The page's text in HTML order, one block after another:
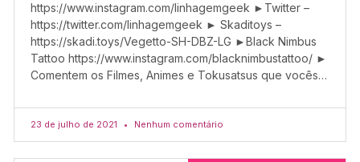
https://www.instagram.com/linhagemgeek ►Twitter –
https://twitter.com/linhagemgeek ► Skaditoys –
https://skadi.toys/Vegetto-SH-DBZ-LG ►Black Nimbus
Tattoo https://www.instagram.com/blacknimbustattoo/ ►
Comentem os Filmes, Animes e Tokusatsus que vocês…
23 de julho de 2021 Nenhum comentário